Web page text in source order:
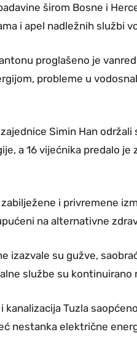
širom Bosne i
i apel nadležnih službi
proglašeno je
probleme u
Simin Han
a 16 vijećnika predalo
i privremene
na alternativne
izazvale su gužve,
službe su
kanalizacija Tuzla
nestanka električne